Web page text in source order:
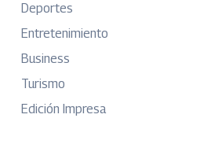
Deportes
Entretenimiento
Business
Turismo
Edición Impresa